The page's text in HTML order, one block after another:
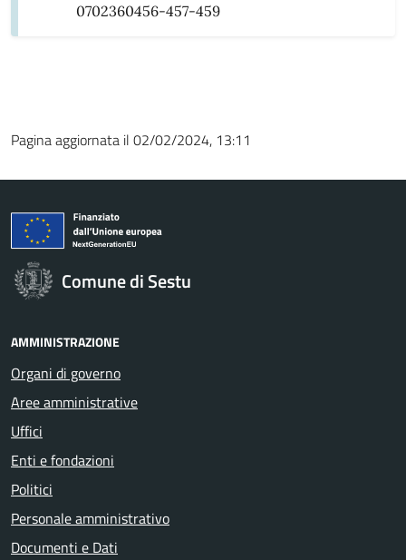
0702360456-457-459
Pagina aggiornata il 02/02/2024, 13:11
Comune di Sestu
AMMINISTRAZIONE
Organi di governo
Aree amministrative
Uffici
Enti e fondazioni
Politici
Personale amministrativo
Documenti e Dati